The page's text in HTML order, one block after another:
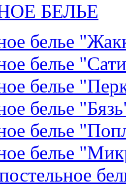
БЕЛЬЕ
белье
белье
белье
белье
белье
белье